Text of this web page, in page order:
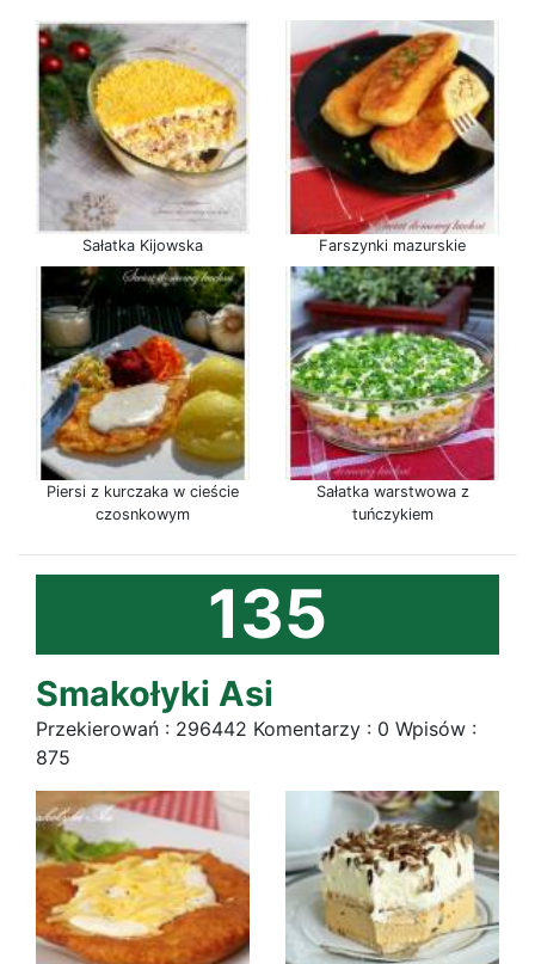
Sałatka Kijowska Farszynki mazurskie
Piersi z kurczaka w cieście
czosnkowym
Sałatka warstwowa z
tuńczykiem
135
Smakołyki Asi
Przekierowań : 296442 Komentarzy : 0 Wpisów :
875